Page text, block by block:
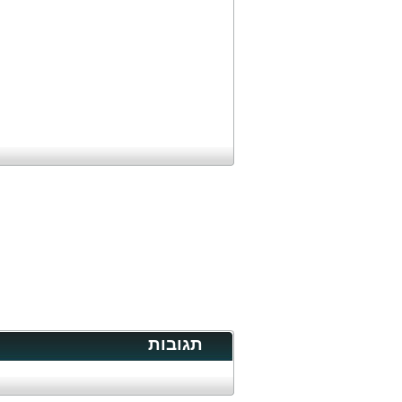
תגובות